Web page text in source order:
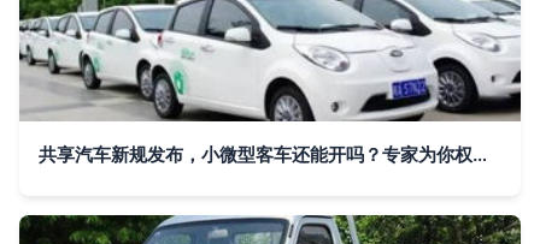
共享汽车新规发布，小微型客车还能开吗？专家为你权威解析